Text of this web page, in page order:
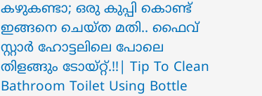
കഴുകണ്ടാ; ഒരു കുപ്പി കൊണ്ട്
ഇങ്ങനെ ചെയ്ത മതി.. ഫൈവ്
സ്റ്റാർ ഹോട്ടലിലെ പോലെ
തിളങ്ങും ടോയ്റ്റ്.!!| Tip To Clean
Bathroom Toilet Using Bottle